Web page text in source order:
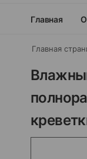
Главная
Главная